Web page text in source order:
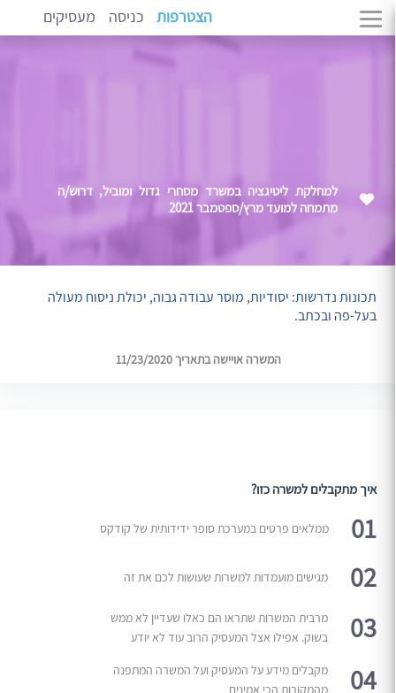
הצטרפות כניסה מעסיקים
למחלקת ליטיגציה במשרד מסחרי גדול ומוביל, דרוש/ה
מתמחה למועד מרץ/ספטמבר 2021
תכונות נדרשות: יסודיות, מוסר עבודה גבוה, יכולת ניסוח מעולה
בעל-פה ובכתב.
המשרה אויישה בתאריך 11/23/2020
איך מתקבלים למשרה כזו?
01 ממלאים פרטים במערכת סופר ידידותית של קודקס
02 מגישים מועמדות למשרות שעושות לכם את זה
03
מרבית המשרות שתראו הם כאלו שעדיין לא ממש
בשוק. אפילו אצל המעסיק הרוב עוד לא יודע
04
מקבלים מידע על המעסיק ועל המשרה המתפנה
מהמקורות הכי אמינים